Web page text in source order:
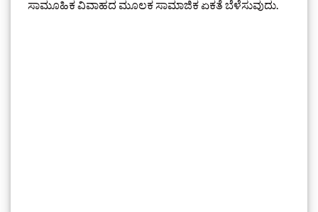
ಸಾಮೂಹಿಕ ವಿವಾಹದ ಮೂಲಕ ಸಾಮಾಜಿಕ ಏಕತೆ ಬೆಳೆಸುವುದು.